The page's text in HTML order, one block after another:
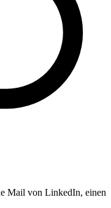
Mail von LinkedIn, einen